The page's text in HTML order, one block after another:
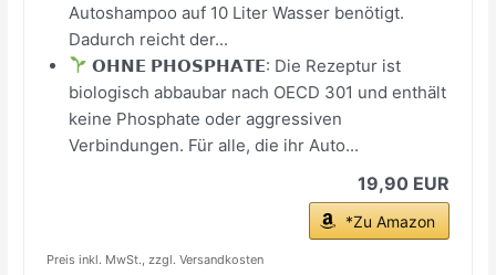
Autoshampoo auf 10 Liter Wasser benötigt.
Dadurch reicht der...
𝗢𝗛𝗡𝗘 𝗣𝗛𝗢𝗦𝗣𝗛𝗔𝗧𝗘: Die Rezeptur ist
biologisch abbaubar nach OECD 301 und enthält
keine Phosphate oder aggressiven
Verbindungen. Für alle, die ihr Auto...
19,90 EUR
*Zu Amazon
Preis inkl. MwSt., zzgl. Versandkosten